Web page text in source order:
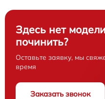
Здесь нет
починить?
Оставьте заявку, мы
время
Заказать звонок